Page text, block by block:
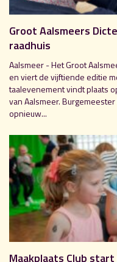
Groot Aalsmeers
raadhuis
Aalsmeer - Het Groot
en viert de vijftiende editie
taalevenement vindt plaats
van Aalsmeer.
opnieuw...
Maakplaats Club